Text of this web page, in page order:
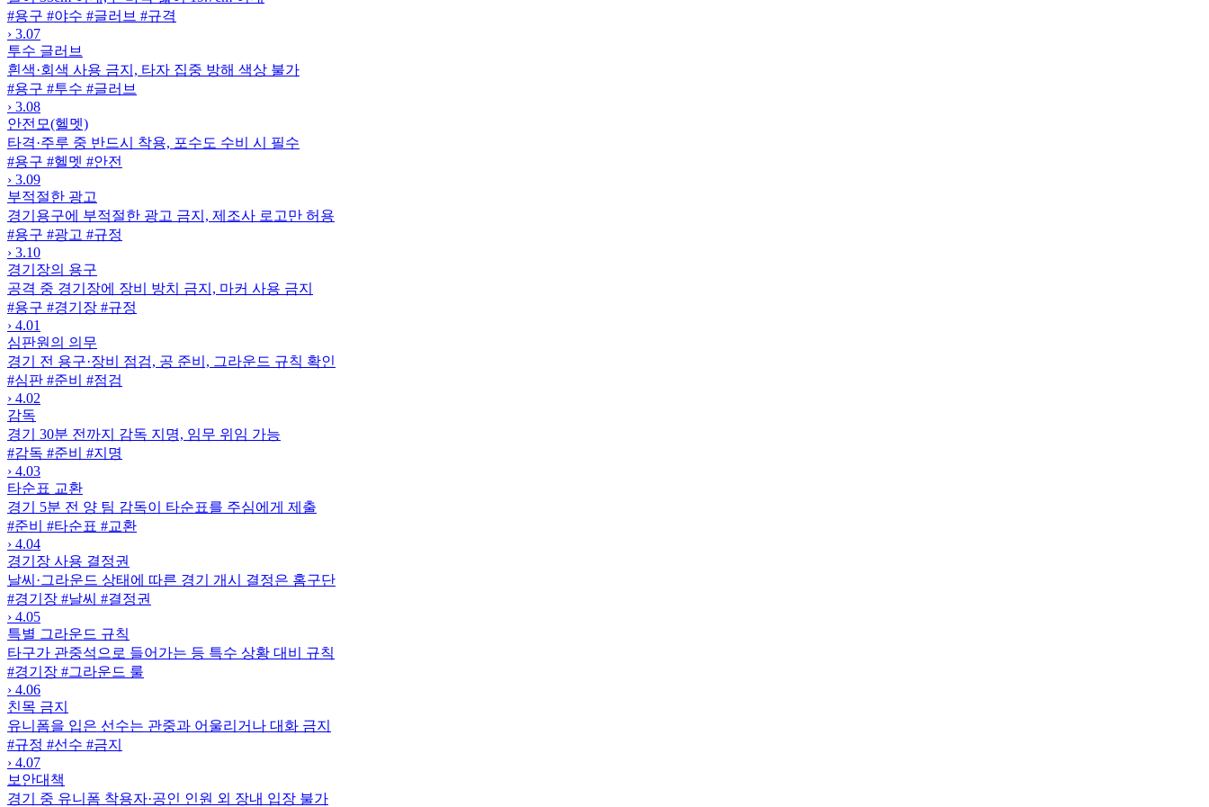
#용구 #야수 #글러브 #규격
› 3.07
투수 글러브
흰색·회색 사용 금지, 타자 집중 방해 색상 불가
#용구 #투수 #글러브
› 3.08
안전모(헬멧)
타격·주루 중 반드시 착용, 포수도 수비 시 필수
#용구 #헬멧 #안전
› 3.09
부적절한 광고
경기용구에 부적절한 광고 금지, 제조사 로고만 허용
#용구 #광고 #규정
› 3.10
경기장의 용구
공격 중 경기장에 장비 방치 금지, 마커 사용 금지
#용구 #경기장 #규정
› 4.01
심판원의 의무
경기 전 용구·장비 점검, 공 준비, 그라운드 규칙 확인
#심판 #준비
#점검
› 4.02
감독
경기 30분 전까지 감독 지명, 임무 위임 가능
#감독 #준비
#지명
› 4.03
타순표 교환
경기 5분 전 양 팀 감독이 타순표를 주심에게 제출
#준비
#타순표 #교환
› 4.04
경기장 사용 결정권
날씨·그라운드 상태에 따른 경기 개시 결정은 홈구단
#경기장 #날씨 #결정권
› 4.05
특별 그라운드 규칙
타구가 관중석으로 들어가는 등 특수 상황 대비 규칙
#경기장 #그라운드 룰
› 4.06
친목 금지
유니폼을 입은 선수는 관중과 어울리거나 대화 금지
#규정 #선수 #금지
› 4.07
보안대책
경기 중 유니폼 착용자·공인 인원 외 장내 입장 불가